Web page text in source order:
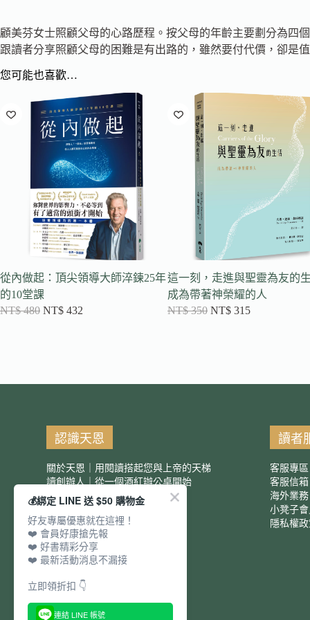
顧美芬女士照顧父母的心路歷程。按父母的年齡主要劃分為四
跟讀者分享照顧父母的困難是有出路的，雖然要付代價，卻是
您可能也喜歡…
從內做起：頂尖領導大師淬鍊25年
的10堂課
NT$480 NT$ 432
這一刻，走進與聖靈為友的
成為帶著神榮耀的人
NT$350 NT$315
認識天恩
關於天恩｜用閱讀搭起您與上帝的天梯
讀創辦人｜從一個酒紅辦公桌開始
服務項目｜團購優惠
讀者
客服專
客服信
海外業
小凳子
隱私權
💰綁定 LINE 送 $50 購物金
好友專屬優惠就在這裡！
❤️ 會員好康搶先報
❤️ 好書精彩分享
❤️ 最新活動消息不漏接
立即領折扣 👇
連結 LINE 帳號